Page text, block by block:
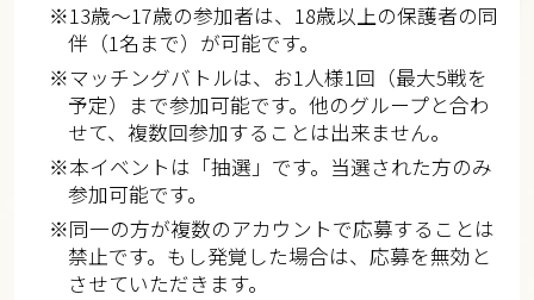
※13歳～17歳の参加者は、18歳以上の保護者の同
伴（1名まで）が可能です。
※マッチングバトルは、お1人様1回（最大5戦を
予定）まで参加可能です。他のグループと合わ
せて、複数回参加することは出来ません。
※本イベントは「抽選」です。当選された方のみ
参加可能です。
※同一の方が複数のアカウントで応募することは
禁止です。もし発覚した場合は、応募を無効と
させていただきます。